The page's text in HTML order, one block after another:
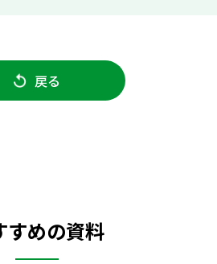
戻る
すめの資料